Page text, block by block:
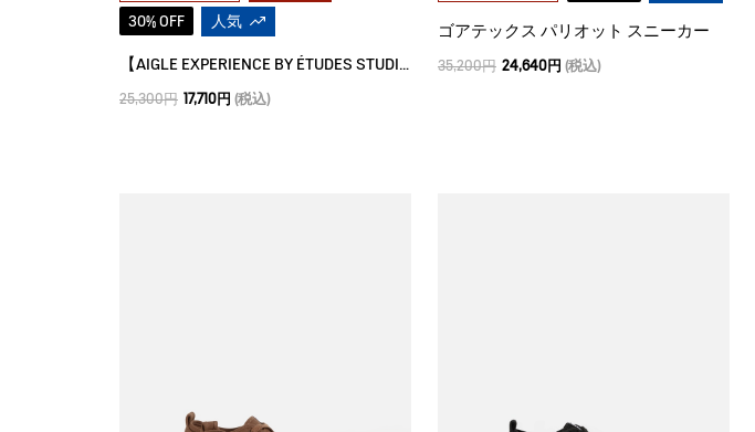
30% OFF
人気
【AIGLE EXPERIENCE BY ÉTUDES STUDIO】 パリオット スニーカー
25,300円 17,710円 (税込)
ゴアテックス パリオット スニーカー
35,200円 24,640円 (税込)